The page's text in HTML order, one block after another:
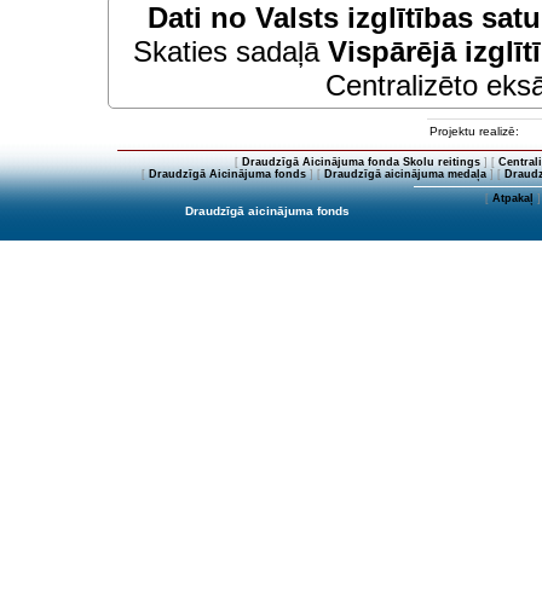
Dati no Valsts izglītības
Skaties sadaļā Vispārējā
Centralizēto
Projektu realizē:
[ Draudzīgā Aicinājuma fonda Skolu reitings] [
[Draudzīgā Aicinājuma fonds] [Draudzīgā aicinājuma medaļa] [
[Atpakaļ]
Draudzīgā aicinājuma fonds